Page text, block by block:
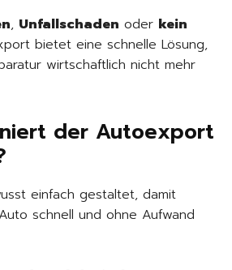
, Unfallschaden oder kein
bietet eine schnelle Lösung,
wirtschaftlich nicht mehr
der Autoexport
einfach gestaltet, damit
schnell und ohne Aufwand